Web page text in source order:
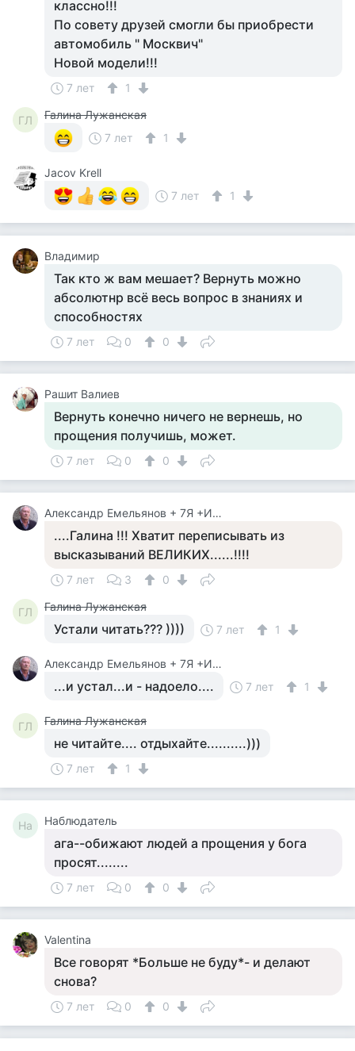
классно!!!
По совету друзей смогли бы приобрести
автомобиль " Москвич"
Новой модели!!!
7 лет 1
ГЛ
Галина Лужанская
7 лет
1
Jacov Krell
7 лет
1
Владимир
Так кто ж вам мешает? Вернуть можно
абсолютнр всё весь вопрос в знаниях и
способностях
7 лет 0 0
Рашит Валиев
Вернуть конечно ничего не вернешь, но
прощения получишь, может.
7 лет 0 0
Александр Емельянов + 7Я +Инструктор Туризма
....Галина !!! Хватит переписывать из
высказываний ВЕЛИКИХ......!!!!
7 лет 3 0
ГЛ Галина Лужанская
Устали читать??? )))) 7 лет 1
Александр Емельянов + 7Я +Инструктор Туризма
...и устал...и - надоело.... 7 лет 1
ГЛ Галина Лужанская
не читайте.... отдыхайте..........)))
7 лет 1
На Наблюдатель
ага--обижают людей а прощения у бога
просят........
7 лет 0 0
Valentina
Все говорят *Больше не буду*- и делают
снова?
7 лет 0 0